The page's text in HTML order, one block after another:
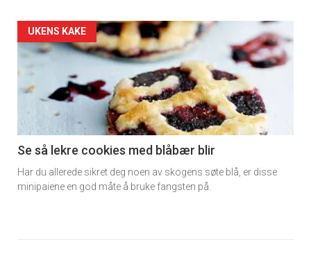
Forsiden
akkurat
nå
6
UKENS KAKE
Se så lekre cookies med blåbær blir
Har du allerede sikret deg noen av skogens søte blå, er disse
minipaiene en god måte å bruke fangsten på.